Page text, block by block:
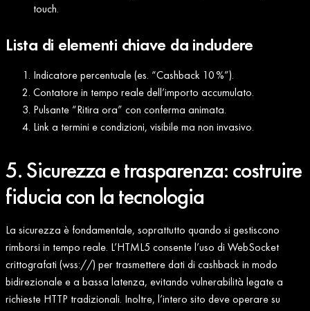
touch.
Lista di elementi chiave da includere
Indicatore percentuale (es. “Cashback 10 %”).
Contatore in tempo reale dell’importo accumulato.
Pulsante “Ritira ora” con conferma animata.
Link a termini e condizioni, visibile ma non invasivo.
5. Sicurezza e trasparenza: costruire
fiducia con la tecnologia
La sicurezza è fondamentale, soprattutto quando si gestiscono
rimborsi in tempo reale. L’HTML5 consente l’uso di WebSocket
crittografati (wss://) per trasmettere dati di cashback in modo
bidirezionale e a bassa latenza, evitando vulnerabilità legate a
richieste HTTP tradizionali. Inoltre, l’intero sito deve operare su